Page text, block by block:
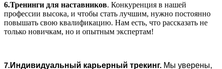
6.Тренинги для наставников. Конкуренция в нашей
профессии высока, и чтобы стать лучшим, нужно постоянно
повышать свою квалификацию. Нам есть, что рассказать не
только новичкам, но и опытным экспертам!
7.Индивидуальный карьерный трекинг. Мы уверены,